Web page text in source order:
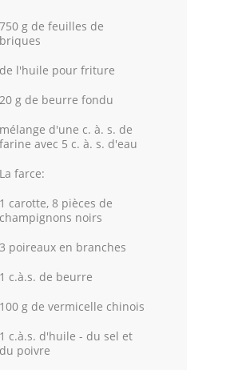
Personnel
750 g de feuilles de
briques
de l'huile pour friture
20 g de beurre fondu
mélange d'une c. à. s. de
farine avec 5 c. à. s. d'eau
La farce:
1 carotte, 8 pièces de
champignons noirs
3 poireaux en branches
1 c.à.s. de beurre
100 g de vermicelle chinois
1 c.à.s. d'huile - du sel et
du poivre